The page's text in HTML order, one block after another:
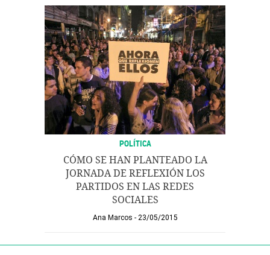
POLÍTICA
CÓMO SE HAN PLANTEADO LA
JORNADA DE REFLEXIÓN LOS
PARTIDOS EN LAS REDES
SOCIALES
Ana Marcos 23/05/2015